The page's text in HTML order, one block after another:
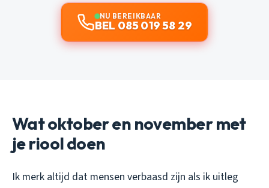
NU BEREIKBAAR
BEL 085 019 58 29
Wat oktober en november met
je riool doen
Ik merk altijd dat mensen verbaasd zijn als ik uitleg